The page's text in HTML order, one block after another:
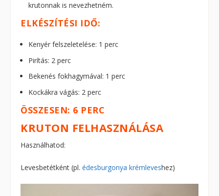
krutonnak is nevezhetném.
ELKÉSZÍTÉSI IDŐ:
Kenyér felszeletelése: 1 perc
Pirítás: 2 perc
Bekenés fokhagymával: 1 perc
Kockákra vágás: 2 perc
ÖSSZESEN: 6 PERC
KRUTON FELHASZNÁLÁSA
Használhatod:
Levesbetétként (pl.édesburgonya krémleveshez)